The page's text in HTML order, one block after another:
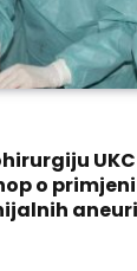
o primjeni